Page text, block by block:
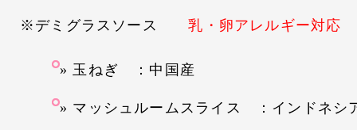
※デミグラスソース乳・卵アレルギー対応
玉ねぎ ：中国産
マッシュルームスライス ：インドネシ